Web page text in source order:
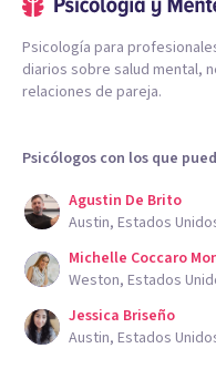
Psicología para
diarios sobre salud mental,
relaciones de pareja.
Psicólogos con los que
Agustin De Brito
Austin, Estados
Michelle Coccaro
Weston, Estados
Jessica Briseño
Austin, Estados